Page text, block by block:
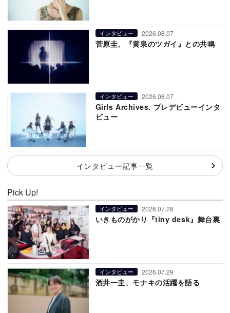
インタビュー 2026.08.07
菅原圭、『黄泉のツガイ』との共鳴
インタビュー 2026.08.07
Girls Archives. プレデビューインタ
ビュー
インタビュー記事一覧
Pick Up!
インタビュー 2026.07.28
いきものがかり『tiny desk』舞台裏
インタビュー 2026.07.29
酒井一圭、モナキの活躍を語る